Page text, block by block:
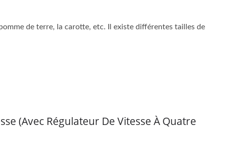
de terre, la carotte, etc. Il existe différentes tailles de
(avec Régulateur De Vitesse À Quatre